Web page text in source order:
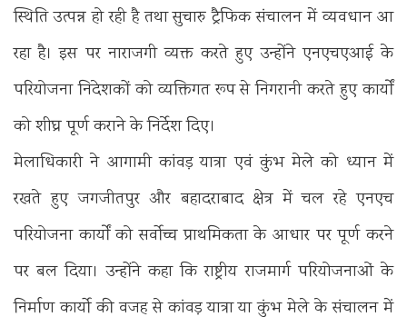
स्थिति उत्पन्न हो रही है तथा सुचारु ट्रैफिक संचालन में व्यवधान आ
रहा है। इस पर नाराजगी व्यक्त करते हुए उन्होंने एनएचएआई के
परियोजना निदेशकों को व्यक्तिगत रूप से निगरानी करते हुए कार्यों
को शीघ्र पूर्ण कराने के निर्देश दिए।
मेलाधिकारी ने आगामी कांवड़ यात्रा एवं कुंभ मेले को ध्यान में
रखते हुए जगजीतपुर और बहादराबाद क्षेत्र में चल रहे एनएच
परियोजना कार्यों को सर्वोच्च प्राथमिकता के आधार पर पूर्ण करने
पर बल दिया। उन्होंने कहा कि राष्ट्रीय राजमार्ग परियोजनाओं के
निर्माण कार्यो की वजह से कांवड़ यात्रा या कुंभ मेले के संचालन में